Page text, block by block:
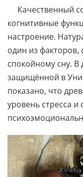
Качественный
когнитивные
настроение.
один из факторов,
спокойному сну. В
защищённой в
показано, что
уровень стресса и